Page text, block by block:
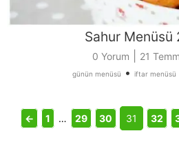
Sahur Menüsü
0 Yorum 21
günün menüsü • iftar menüsü
← 1 … 29 30 31 32